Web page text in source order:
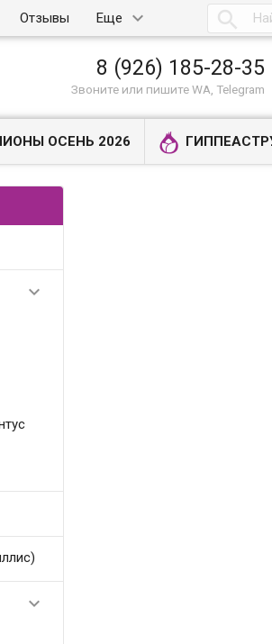
Отзывы Еще 
8 (926) 185-28-35
Звоните или пишите WA, Telegram
ОСЕНЬ 2026

